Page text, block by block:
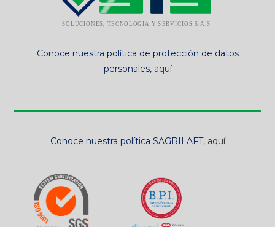
Conoce nuestra política de protección de datos
personales, aquí
Conoce nuestra política SAGRILAFT, aquí